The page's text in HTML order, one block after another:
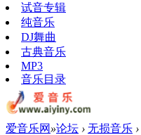
试音专辑
纯音乐
DJ舞曲
古典音乐
MP3
音乐目录
爱音乐网 »论坛 › 无损音乐 ›